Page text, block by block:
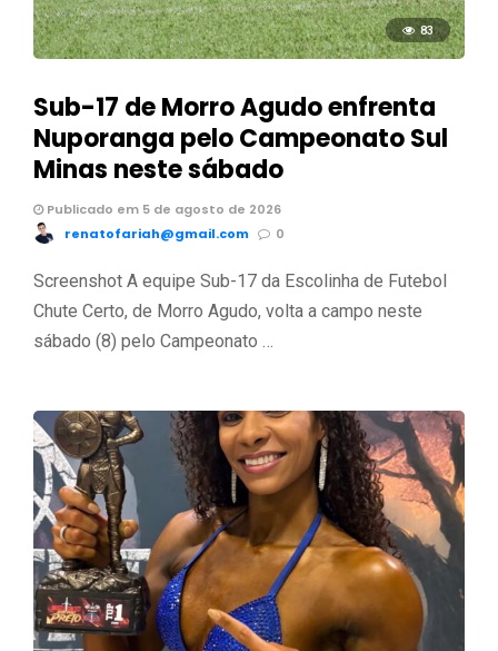
83
Sub-17 de Morro Agudo enfrenta
Nuporanga pelo Campeonato Sul
Minas neste sábado
Publicado em 5 de agosto de 2026
renatofariah@gmail.com
0
Screenshot A equipe Sub-17 da Escolinha de Futebol
Chute Certo, de Morro Agudo, volta a campo neste
sábado (8) pelo Campeonato …